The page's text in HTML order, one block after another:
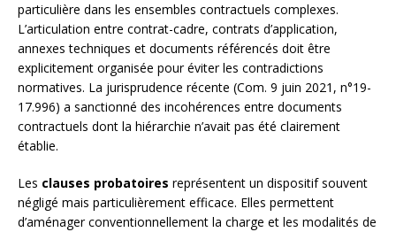
particulière dans les ensembles contractuels complexes.
L’articulation entre contrat-cadre, contrats d’application,
annexes techniques et documents référencés doit être
explicitement organisée pour éviter les contradictions
normatives. La jurisprudence récente (Com. 9 juin 2021, n°19-
17.996) a sanctionné des incohérences entre documents
contractuels dont la hiérarchie n’avait pas été clairement
établie.
Les clauses probatoires représentent un dispositif souvent
négligé mais particulièrement efficace. Elles permettent
d’aménager conventionnellement la charge et les modalités de